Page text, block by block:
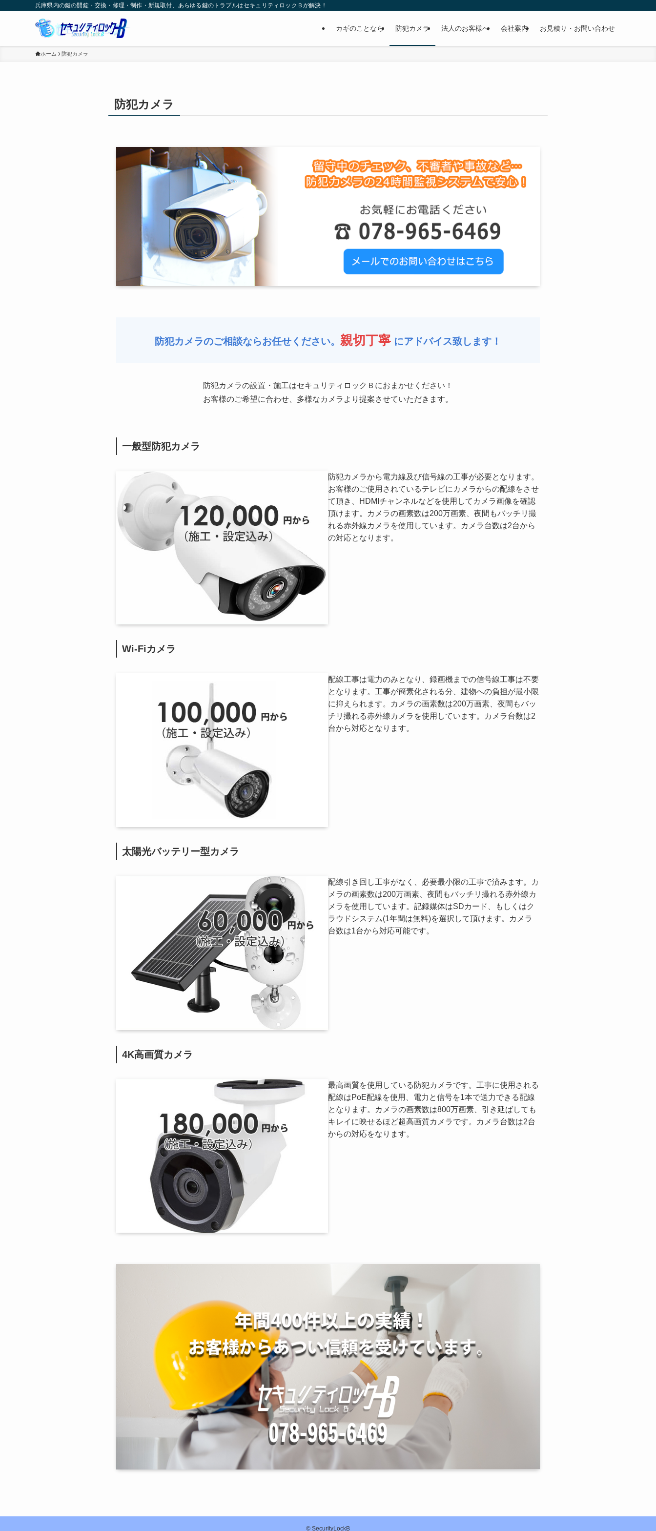
兵庫県内の鍵の開錠・交換・修理・制作・新規取付、あらゆる鍵のトラブルはセキュリティロックＢが解決！
カギのことなら 防犯カメラ 法人のお客様へ 会社案内 お見積り・お問い合わせ
ホーム 防犯カメラ
防犯カメラ
防犯カメラのご相談ならお任せください。 親切丁寧 にアドバイス致します！
防犯カメラの設置・施工はセキュリティロックＢにおまかせください！
お客様のご希望に合わせ、多様なカメラより提案させていただきます。
一般型防犯カメラ
防犯カメラから電力線及び信号線の工事が必要となります。
お客様のご使用されているテレビにカメラからの配線をさせ
て頂き、HDMIチャンネルなどを使用してカメラ画像を確認
頂けます。カメラの画素数は200万画素、夜間もバッチリ撮
れる赤外線カメラを使用しています。カメラ台数は2台から
の対応となります。
Wi-Fiカメラ
配線工事は電力のみとなり、録画機までの信号線工事は不要
となります。工事が簡素化される分、建物への負担が最小限
に抑えられます。カメラの画素数は200万画素、夜間もバッ
チリ撮れる赤外線カメラを使用しています。カメラ台数は2
台から対応となります。
太陽光バッテリー型カメラ
配線引き回し工事がなく、必要最小限の工事で済みます。カ
メラの画素数は200万画素、夜間もバッチリ撮れる赤外線カ
メラを使用しています。記録媒体はSDカード、もしくはク
ラウドシステム(1年間は無料)を選択して頂けます。カメラ
台数は1台から対応可能です。
4K高画質カメラ
最高画質を使用している防犯カメラです。工事に使用される
配線はPoE配線を使用、電力と信号を1本で送力できる配線
となります。カメラの画素数は800万画素、引き延ばしても
キレイに映せるほど超高画質カメラです。カメラ台数は2台
からの対応をなります。
© SecurityLockB